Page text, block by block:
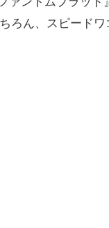
ろん、スピード